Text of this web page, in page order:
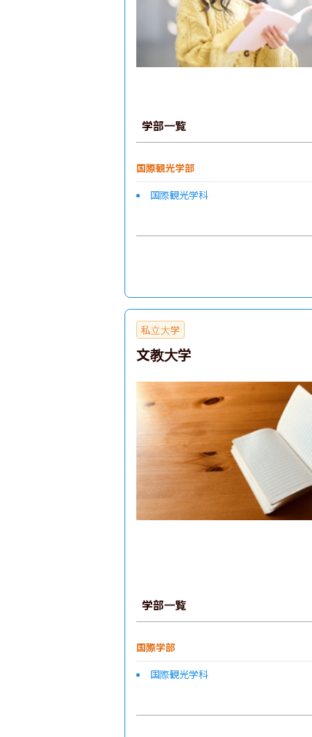
学部一覧
国際観光学部
国際観光学科
私立大学
文教大学
学部一覧
国際学部
国際観光学科